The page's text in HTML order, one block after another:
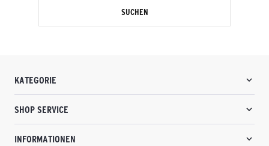
SUCHEN
KATEGORIE
SHOP SERVICE
INFORMATIONEN